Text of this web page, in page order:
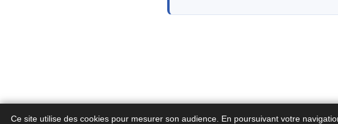
Ce site utilise des cookies pour mesurer son audience. En poursuivant votre